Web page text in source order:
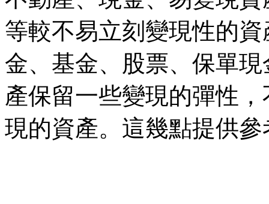
等較不易立刻變現性的
金、基金、股票、保單
產保留一些變現的彈性
現的資產。這幾點提供參